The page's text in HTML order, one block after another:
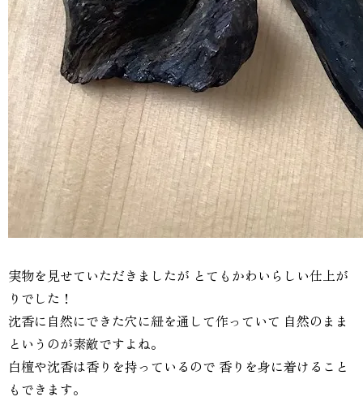
実物を見せていただきましたが とてもかわいらしい仕上が
りでした！
沈香に自然にできた穴に紐を通して作っていて 自然のまま
というのが素敵ですよね。
白檀や沈香は香りを持っているので 香りを身に着けること
もできます。